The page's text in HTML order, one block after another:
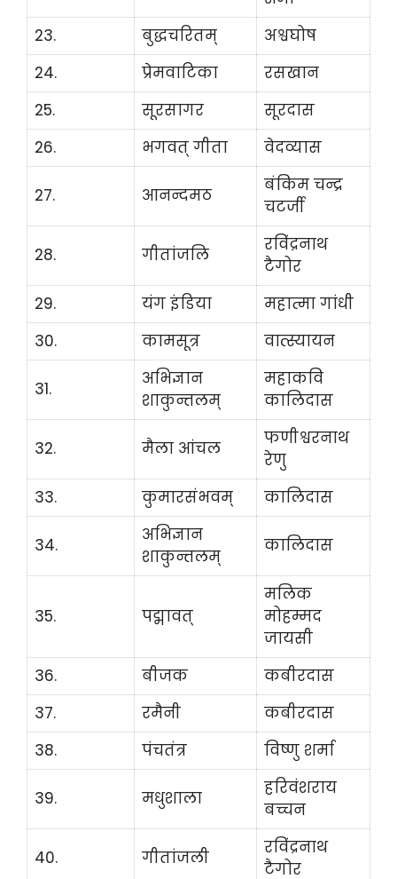
23.
बुद्धचरितम्
अश्वघोष
24.
प्रेमवाटिका
रसखान
25.
सूरसागर
सूरदास
26.
भगवत् गीता वेदव्यास
27. आनन्दमठ
बंकिम चन्द्र
चटर्जी
28. गीतांजलि
रविंद्रनाथ
टैगोर
29.
यंग इंडिया
महात्मा गांधी
30.
कामसूत्र वात्स्यायन
31.
अभिज्ञान
शाकुन्तलम्
महाकवि
कालिदास
32. मैला आंचल
फणीश्वरनाथ
रेणु
33.
कुमारसंभवम् कालिदास
34.
अभिज्ञान
शाकुन्तलम्
कालिदास
35. पद्मावत्
मलिक
मोहम्मद
जायसी
36.
बीजक
कबीरदास
37.
रमैनी
कबीरदास
38.
पंचतंत्र विष्णु शर्मा
39. मधुशाला
हरिवंशराय
बच्चन
40. गीतांजली
रविंद्रनाथ
टैगोर